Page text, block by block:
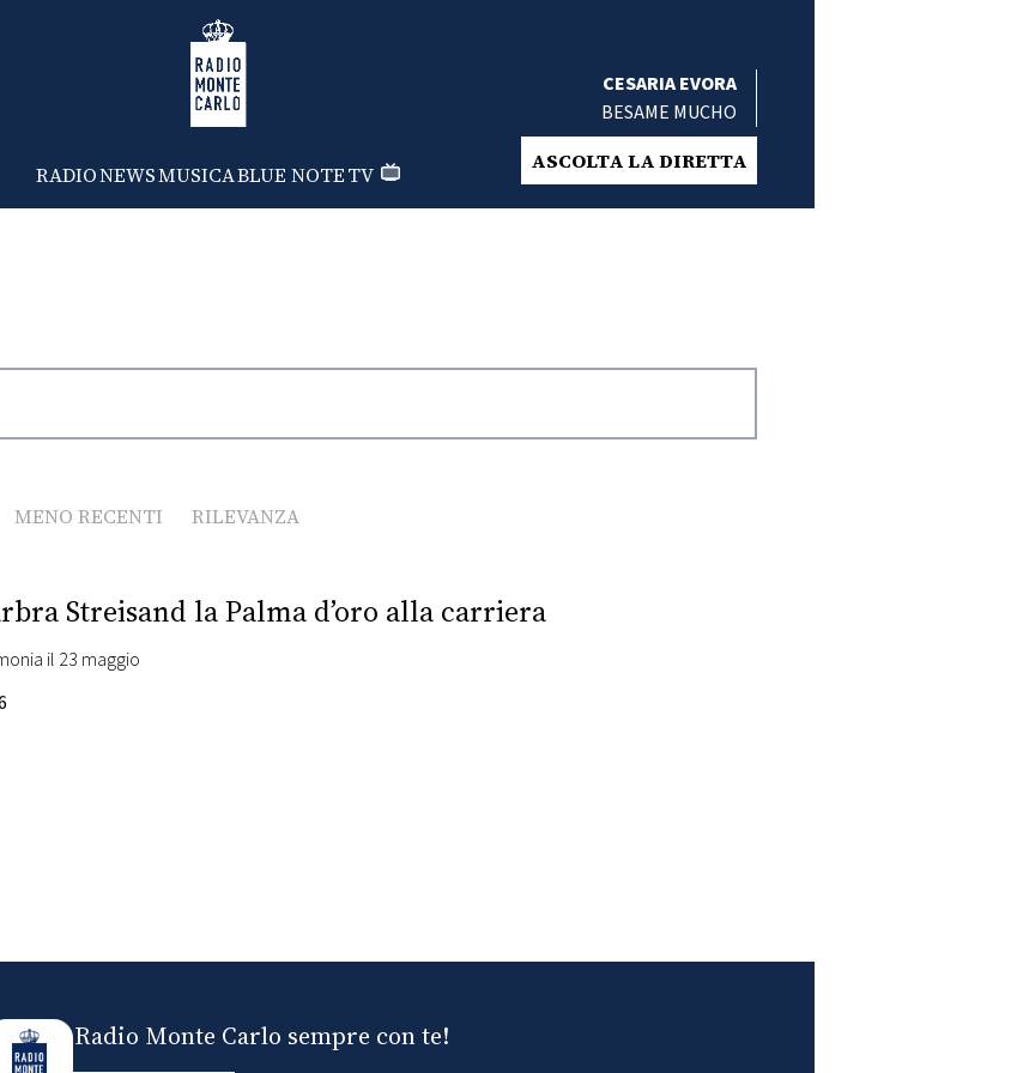
Radio Monte Carlo
RADIONEWSMUSICABLUE NOTETV
CESARIA EVORA
BESAME MUCHO
ASCOLTA LA DIRETTA
MENO RECENTI RILEVANZA
Streisand la Palma d’oro alla carriera
il 23 maggio
Radio Monte Carlo sempre con te!